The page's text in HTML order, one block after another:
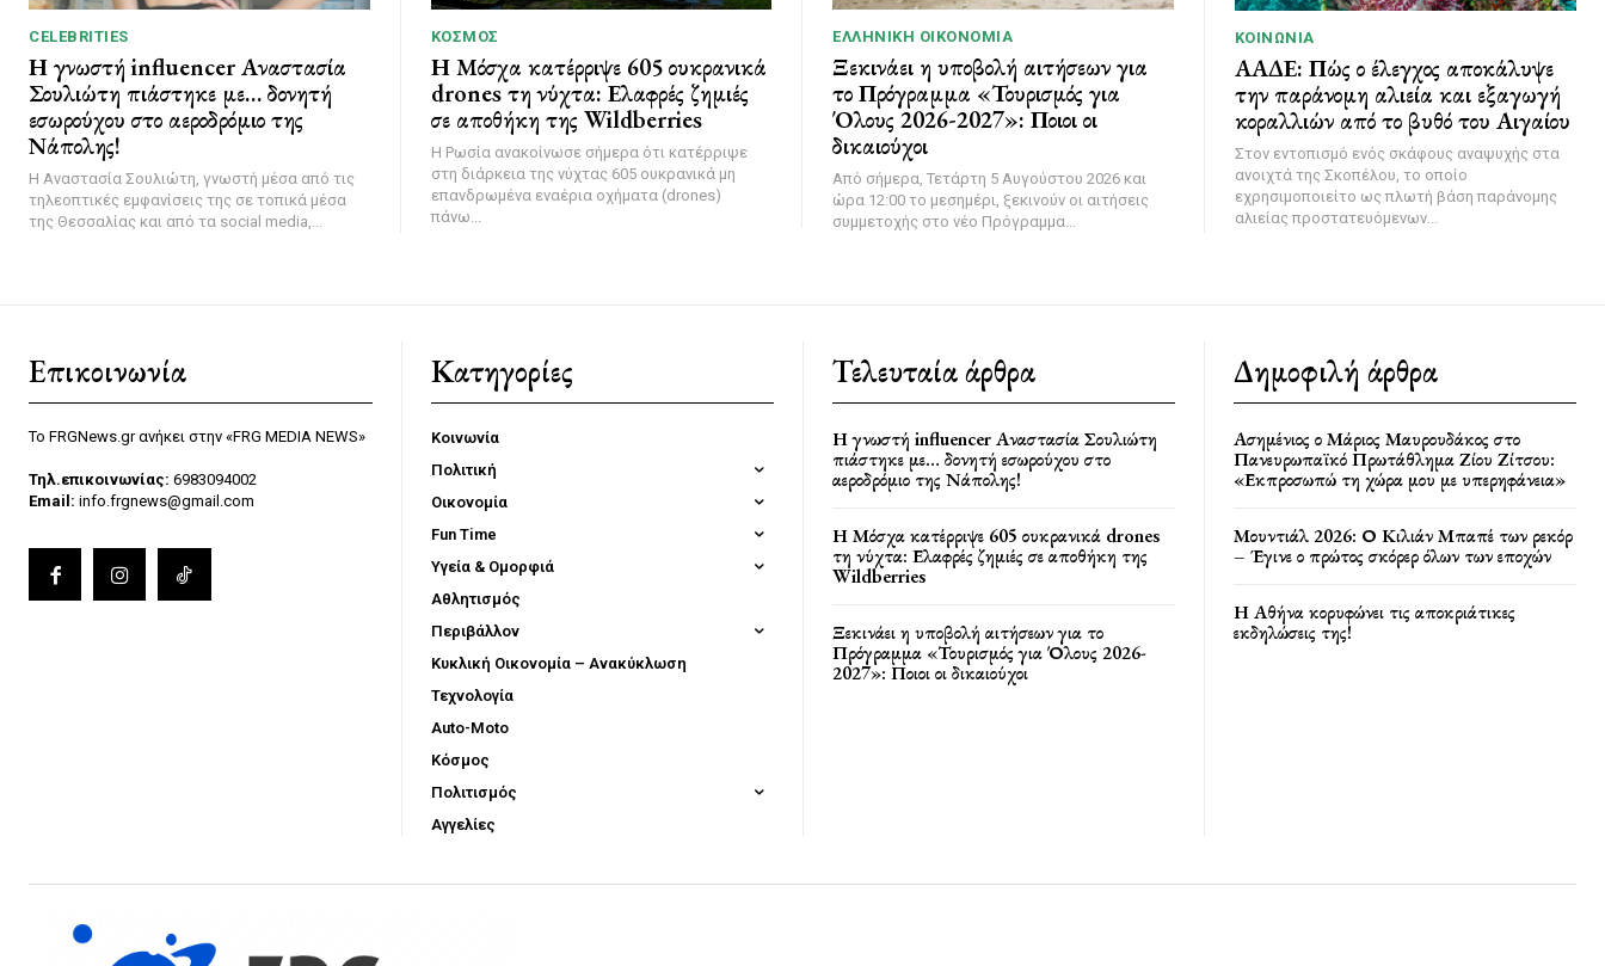
CELEBRITIES
Η γνωστή influencer Αναστασία
Σουλιώτη πιάστηκε με… δονητή
εσωρούχου στο αεροδρόμιο της
Νάπολης!
Η Αναστασία Σουλιώτη, γνωστή μέσα από τις
τηλεοπτικές εμφανίσεις της σε τοπικά μέσα
της Θεσσαλίας και από τα social media,...
ΚΌΣΜΟΣ
Η Μόσχα κατέρριψε 605 ουκρανικά
drones τη νύχτα: Ελαφρές ζημιές
σε αποθήκη της Wildberries
Η Ρωσία ανακοίνωσε σήμερα ότι κατέρριψε
στη διάρκεια της νύχτας 605 ουκρανικά μη
επανδρωμένα εναέρια οχήματα (drones)
πάνω...
ΕΛΛΗΝΙΚΉ ΟΙΚΟΝΟΜΊΑ
Ξεκινάει η υποβολή αιτήσεων για
το Πρόγραμμα «Τουρισμός για
Όλους 2026-2027»: Ποιοι οι
δικαιούχοι
Από σήμερα, Τετάρτη 5 Αυγούστου 2026 και
ώρα 12:00 το μεσημέρι, ξεκινούν οι αιτήσεις
συμμετοχής στο νέο Πρόγραμμα...
ΚΟΙΝΩΝΊΑ
ΑΑΔΕ: Πώς ο έλεγχος αποκάλυψε
την παράνομη αλιεία και εξαγωγή
κοραλλιών από το βυθό του Αιγαίου
Στον εντοπισμό ενός σκάφους αναψυχής στα
ανοιχτά της Σκοπέλου, το οποίο
εχρησιμοποιείτο ως πλωτή βάση παράνομης
αλιείας προστατευόμενων...
Επικοινωνία
Το FRGNews.gr ανήκει στην «FRG MEDIA NEWS»
Τηλ.επικοινωνίας: 6983094002
Email: info.frgnews@gmail.com
Κατηγορίες
Κοινωνία
Πολιτική
Οικονομία
Fun Time
Υγεία & Ομορφιά
Αθλητισμός
Περιβάλλον
Κυκλική Οικονομία – Ανακύκλωση
Τεχνολογία
Auto-Moto
Κόσμος
Πολιτισμός
Αγγελίες
Τελευταία άρθρα
Η γνωστή influencer Αναστασία Σουλιώτη
πιάστηκε με… δονητή εσωρούχου στο
αεροδρόμιο της Νάπολης!
Η Μόσχα κατέρριψε 605 ουκρανικά drones
τη νύχτα: Ελαφρές ζημιές σε αποθήκη της
Wildberries
Ξεκινάει η υποβολή αιτήσεων για το
Πρόγραμμα «Τουρισμός για Όλους 2026-
2027»: Ποιοι οι δικαιούχοι
Δημοφιλή άρθρα
Ασημένιος ο Μάριος Μαυρουδάκος στο
Πανευρωπαϊκό Πρωτάθλημα Ζίου Ζίτσου:
«Εκπροσωπώ τη χώρα μου με υπερηφάνεια»
Μουντιάλ 2026: Ο Κιλιάν Μπαπέ των ρεκόρ
– Έγινε ο πρώτος σκόρερ όλων των εποχών
Η Αθήνα κορυφώνει τις αποκριάτικες
εκδηλώσεις της!